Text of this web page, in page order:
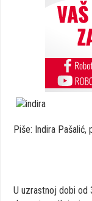
Piše: Indira Pašalić,
U uzrastnoj dobi od